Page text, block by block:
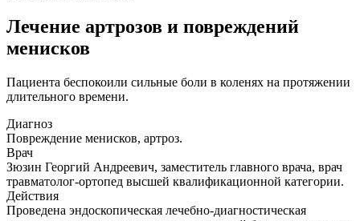
Лечение артрозов и повреждений
менисков
Пациента беспокоили сильные боли в коленях на протяжении
длительного времени.
Диагноз
Повреждение менисков, артроз.
Врач
Зюзин Георгий Андреевич, заместитель главного врача, врач
травматолог-ортопед высшей квалификационной категории.
Действия
Проведена эндоскопическая лечебно-диагностическая